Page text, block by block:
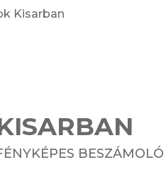
Kisarban
BESZÁMOLÓ